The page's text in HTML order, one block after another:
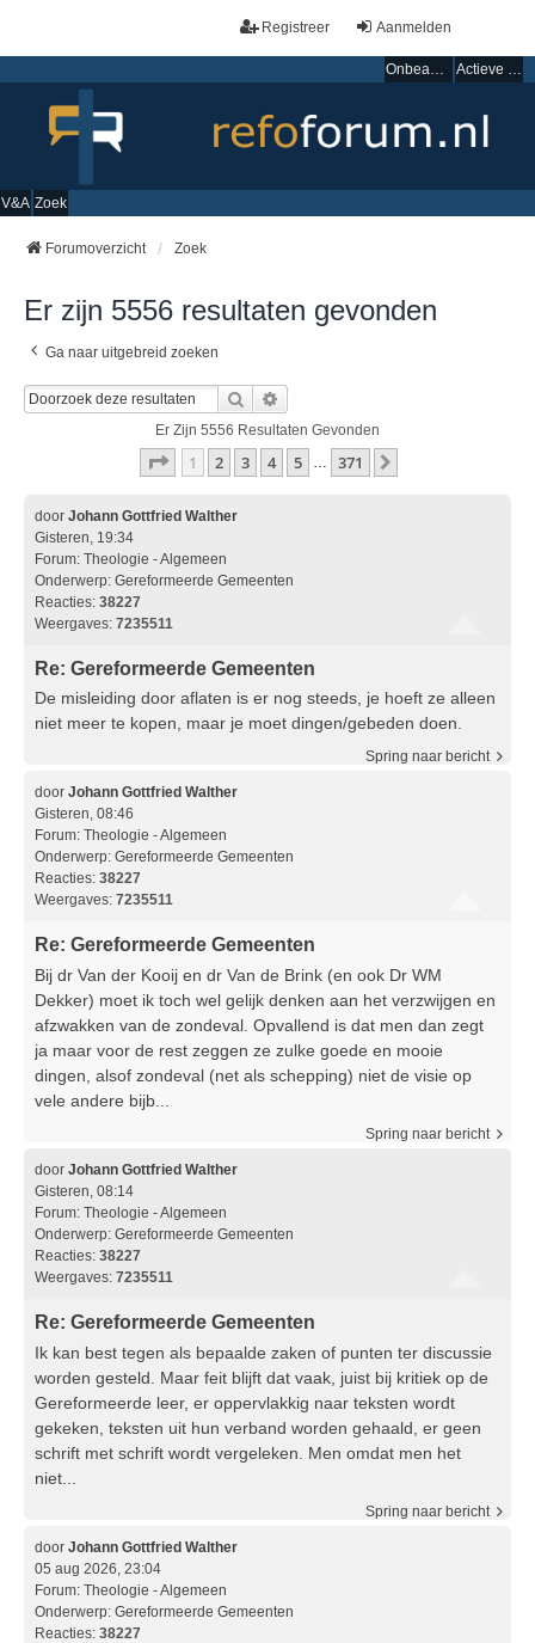
Aanmelden
Registreer
Onbeantwoorde onderwerpen Actieve onderwerpen
V&A Zoek
Forumoverzicht Zoek
Er zijn 5556 resultaten gevonden
Ga naar uitgebreid zoeken
Zoek
Er Zijn 5556 Resultaten Gevonden
Pagina Van371
1 2 3 4 5 371
door Johann Gottfried Walther
Gisteren, 19:34
Forum: Theologie - Algemeen
Onderwerp: Gereformeerde Gemeenten
Reacties: 38227
Weergaves: 7235511
Re: Gereformeerde Gemeenten
De misleiding door aflaten is er nog steeds, je hoeft ze alleen
niet meer te kopen, maar je moet dingen/gebeden doen.
Spring naar bericht
door Johann Gottfried Walther
Gisteren, 08:46
Forum: Theologie - Algemeen
Onderwerp: Gereformeerde Gemeenten
Reacties: 38227
Weergaves: 7235511
Re: Gereformeerde Gemeenten
Bij dr Van der Kooij en dr Van de Brink (en ook Dr WM
Dekker) moet ik toch wel gelijk denken aan het verzwijgen en
afzwakken van de zondeval. Opvallend is dat men dan zegt
ja maar voor de rest zeggen ze zulke goede en mooie
dingen, alsof zondeval (net als schepping) niet de visie op
vele andere bijb...
Spring naar bericht
door Johann Gottfried Walther
Gisteren, 08:14
Forum: Theologie - Algemeen
Onderwerp: Gereformeerde Gemeenten
Reacties: 38227
Weergaves: 7235511
Re: Gereformeerde Gemeenten
Ik kan best tegen als bepaalde zaken of punten ter discussie
worden gesteld. Maar feit blijft dat vaak, juist bij kritiek op de
Gereformeerde leer, er oppervlakkig naar teksten wordt
gekeken, teksten uit hun verband worden gehaald, er geen
schrift met schrift wordt vergeleken. Men omdat men het
niet...
Spring naar bericht
door Johann Gottfried Walther
05 aug 2026, 23:04
Forum: Theologie - Algemeen
Onderwerp: Gereformeerde Gemeenten
Reacties: 38227